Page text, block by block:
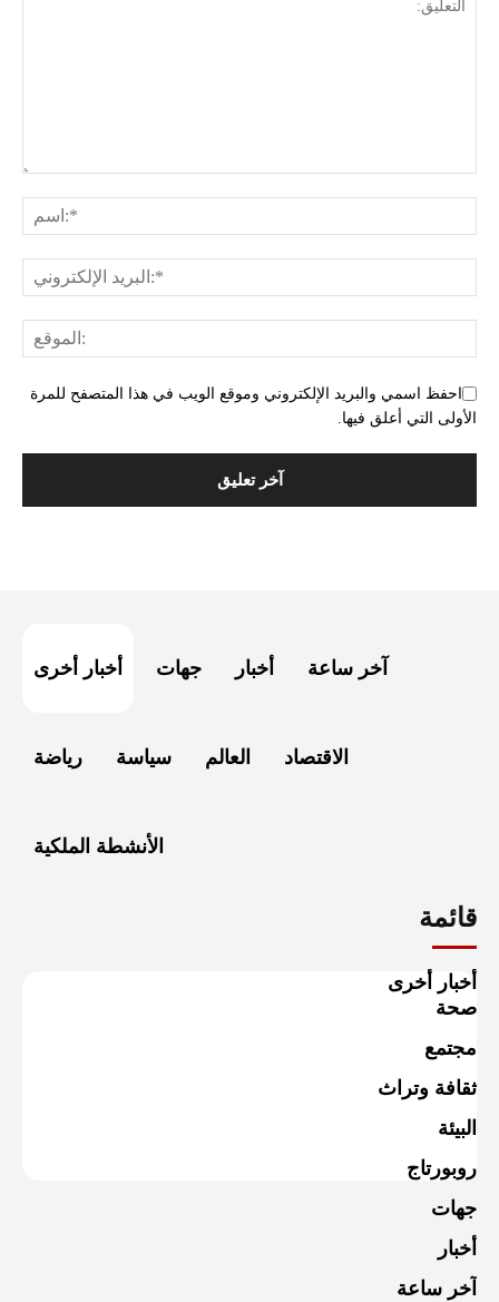
احفظ اسمي والبريد الإلكتروني وموقع الويب في هذا المتصفح للمرة
الأولى التي أعلق فيها.
أخبار أخرى جهات أخبار آخر ساعة
رياضة سياسة العالم الاقتصاد
الأنشطة الملكية
قائمة
أخبار أخرى
صحة
مجتمع
ثقافة وتراث
البيئة
روبورتاج
جهات
أخبار
آخر ساعة